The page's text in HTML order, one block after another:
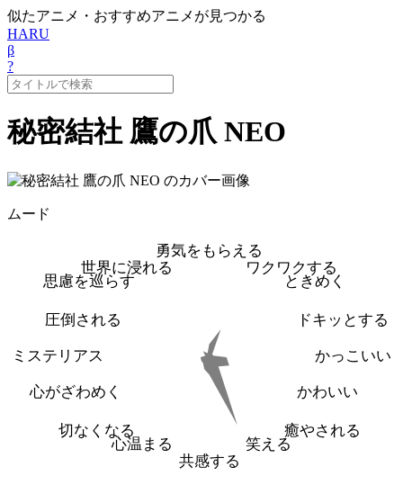
似たアニメ・おすすめアニメが見つかる
HARU
β
?
秘密結社 鷹の爪 NEO
ムード
勇気をもらえる
ワクワクする
ときめく
ドキッとする
かっこいい
かわいい
癒やされる
笑える
共感する
心温まる
切なくなる
心がざわめく
ミステリアス
圧倒される
思慮を巡らす
世界に浸れる